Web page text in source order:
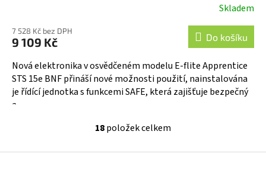
Skladem
7 528 Kč bez DPH
9 109 Kč Do košíku
Nová elektronika v osvědčeném modelu E-flite Apprentice
STS 15e BNF přináší nové možnosti použití, nainstalována
je řídící jednotka s funkcemi SAFE, která zajišťuje bezpečný
a...
O
l
18položek celkem